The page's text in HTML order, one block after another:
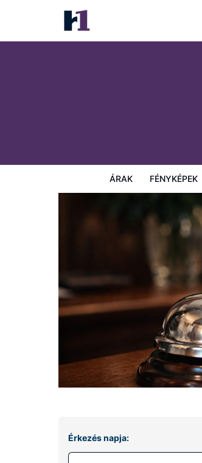
ÁRAK FÉNYKÉPEK
Fairfield Inn & Suites Moscow
Árak Fényképek
Érkezés napja: